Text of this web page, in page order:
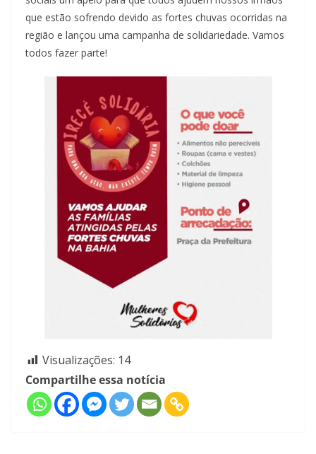
que estão sofrendo devido as fortes chuvas ocorridas na
região e lançou uma campanha de solidariedade. Vamos
todos fazer parte!
Visualizações: 14
Compartilhe essa notícia